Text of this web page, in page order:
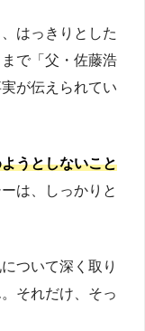
はっきりとした
で「父・佐藤浩
が伝えられてい
うとしないこと
は、しっかりと
ついて深く取り
それだけ、そっ